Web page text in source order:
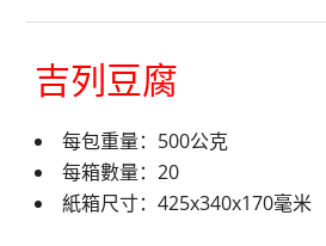
吉列豆腐
每包重量：500公克
每箱數量：20
紙箱尺寸：425x340x170毫米